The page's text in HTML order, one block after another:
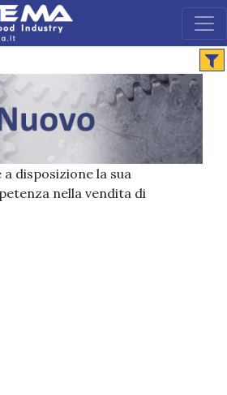
a disposizione la sua
nella vendita di